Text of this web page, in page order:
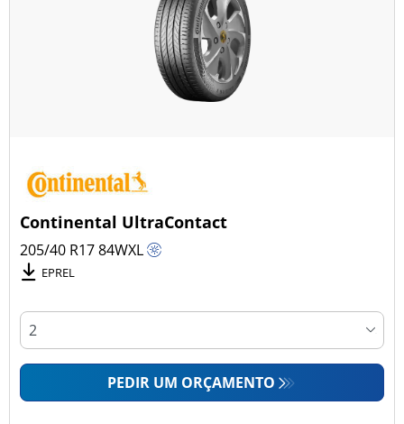
Continental UltraContact
205/40 R1784WXL
EPREL
PEDIR UM ORÇAMENTO